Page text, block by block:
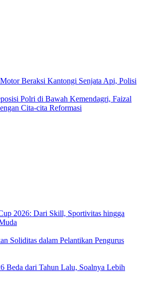
Beraksi Kantongi Senjata Api, Polisi
Polri di Bawah Kemendagri, Faizal
Cita-cita Reformasi
2026: Dari Skill, Sportivitas hingga
Soliditas dalam Pelantikan Pengurus
Beda dari Tahun Lalu, Soalnya Lebih